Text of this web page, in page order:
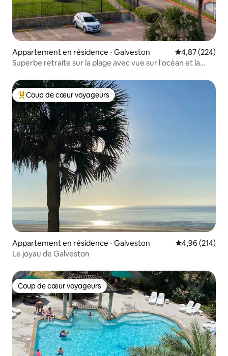
Appartement en résidence ⋅ Galveston Évaluation
4,87 (224)
Superbe retraite sur la plage avec vue sur l'océan et la
Coups de cœur voyageurs les plus appréciés
Coup de cœur voyageurs
Appartement en résidence ⋅ Galveston Évaluation
4,96 (214)
Le joyau de Galveston
Coup de cœur voyageurs
Coup de cœur voyageurs